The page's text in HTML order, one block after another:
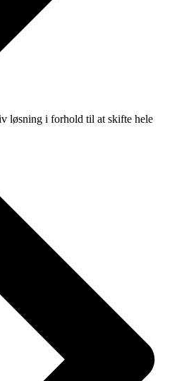
løsning i forhold til at skifte hele